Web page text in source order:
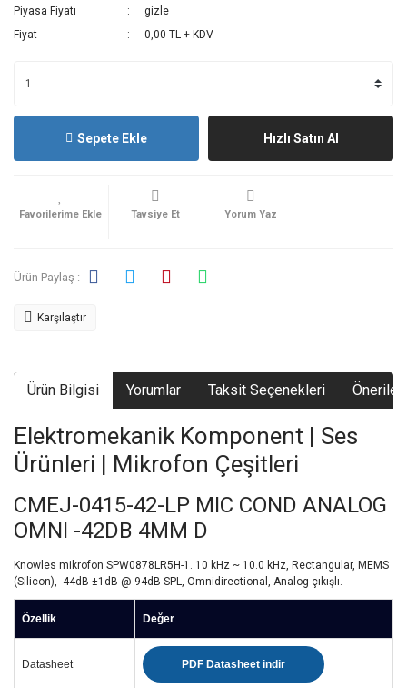
Piyasa Fiyatı
gizle
Fiyat
0,00 TL + KDV
Sepete Ekle Hızlı Satın Al
Tavsiye Et Yorum Yaz
Ürün Paylaş :
Karşılaştır
Ürün Bilgisi Yorumlar Taksit Seçenekleri
Elektromekanik Komponent | Ses
Ürünleri | Mikrofon Çeşitleri
CMEJ-0415-42-LP MIC COND ANALOG
OMNI -42DB 4MM D
Knowles mikrofon SPW0878LR5H-1. 10 kHz ~ 10.0 kHz, Rectangular, MEMS
(Silicon), -44dB ±1dB @ 94dB SPL, Omnidirectional, Analog çıkışlı.
Özellik Değer
Datasheet PDF Datasheet indir